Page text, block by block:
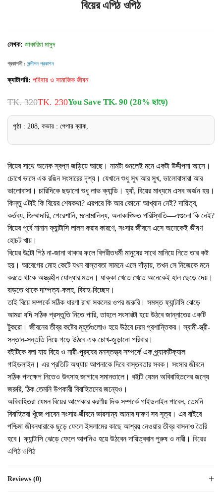
বিয়ের এপিঠ ওপিঠ
লেখক: জাকারিয়া মাসুদ
প্রকাশনী : সন্দীপন প্রকাশন
ক্যাটাগরি: পরিবার ও সামাজিক জীবন
TK. 320TK. 230You Save TK. 90 (28% ছাড়ে)
পৃষ্ঠা : 208, কভার : পেপার ব্যাক,
বিয়ের সাথে অনেক স্বপ্ন জড়িয়ে আছে। নামটা শুনলেই মনে একটা উদ্দীপনা আসে।
চোখে ভাসে এক রঙিন সংসারের দৃশ্য। যেখানে শুধু সুখ আর সুখ, ভালোবাসারা আর
ভালোবাসা। চারিদিকে ছড়ানো শুধু লাভ ক্যান্ডি। হ্যাঁ, বিয়ের মাধ্যমে এসব অর্জন হয়।
কিন্তু এটাই কি বিয়ের শেষকথা? এরপরে কি আর কোনো আখ্যান নেই? দায়িত্ব,
কর্তব্য, জিম্মাদারি, পেরেশানি, মনোমালিন্য, অনাকাঙ্ক্ষিত পরিস্থিতি—এগুলো কি নেই?
বিয়ের পূর্বে নানান ফ্যান্টাসি লালন করার কারণে, সংসার জীবনে এসে অনেকেই ভীষণ
হোচট খায়।
বিয়ের উল্টো পিঠ না-জানা থাকার ফলে বিপরীতধর্মী মানুষের সাথে মানিয়ে নিতে তার কষ্ট
হয়। আবেগের মোহ কেটে যখন বাস্তবতা সামনে এসে দাঁড়ায়, তখন সে নিজেকে মনে
করতে থাকে অস্ত্রহীন যোদ্ধার মতন। ধাক্কা খেতে খেতে অনেকেই হাল ছেড়ে দেয়।
বাড়তে থাকে দাম্পত্য-কলহ, বিবাহ-বিচ্ছেদ।
তাই বিয়ে সম্পর্কে সঠিক ধারণা রাখা সকলের ওপর জরুরি। সমস্ত ফ্যান্টাসি ঝেড়ে
আমরা যদি সঠিক প্রস্তুতি নিতে পারি, তাহলে সংসারটা হয়ে উঠবে জান্নাতের একটি
টুকরো। জীবনের তীব্র কষ্টের মূহূর্তগুলোও হয়ে উঠবে চরম প্রশান্তিকর। স্বামী-স্ত্রী-
সন্তান-সন্ততি নিয়ে গড়ে উঠবে এক চোখ-জুড়ানো পরিবার।
বইটিকে বলা যায় বিয়ে ও নারী-পুরুষের মনস্তত্ত্ব সম্পর্কে এক প্র্যাকটিক্যাল
গাইডলাইন। এর প্রতিটি অধ্যায় আপনাকে দিবে বাস্তবতার সবক। সংসার জীবনে
সঠিক পদক্ষেপ নিতেও উৎসাহ জাগাবে সমানতালে। বইটি যেমন অবিবাহিতদের জন্যে
জরুরি, ঠিক তেমনি উপকারী বিবাহিতদের জন্যেও।
অবিবাহিতরা যেমন বিয়ের আগেকার করণীয় দিক সম্পর্কে গাইডলাইন পাবেন, তেমনি
বিবাহিতরা খুঁজে পাবেন সংসার-জীবনে ভারসাম্য আনার দারুণ সব সূত্র। এর বাইরে
পশ্চিমা জীবনধারাকে ছুড়ে ফেলে ইসলামের কাছে আশ্রয় নেওয়ার তীব্র বাসনাও তৈরি
হবে। ফ্যান্টাসি ঝেড়ে ফেলে আপনিও হয়ে উঠবেন দায়িত্ববান পুরুষ ও নারী। বিয়ের
এপিঠ ওপিঠ
Reviews (0)